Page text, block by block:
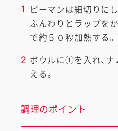
1
ピーマンは細切りに
ふんわりとラップをか
で約５０秒加熱する。
2 ボウルに①を入れ、ナ
える。
調理のポイント